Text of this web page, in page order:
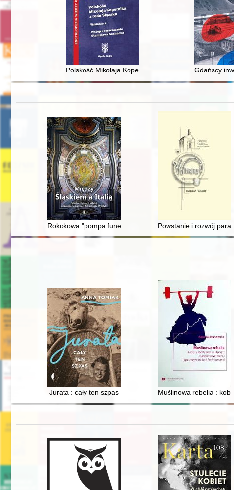
Polskość Mikołaja Kopernika z rodu ŚlązakaGdańscy
Rokokowa "pompa funebris" Doroty z Działyńskich
Powstanie i rozwój
Jurata : cały ten szpas Muślinowa rebelia :